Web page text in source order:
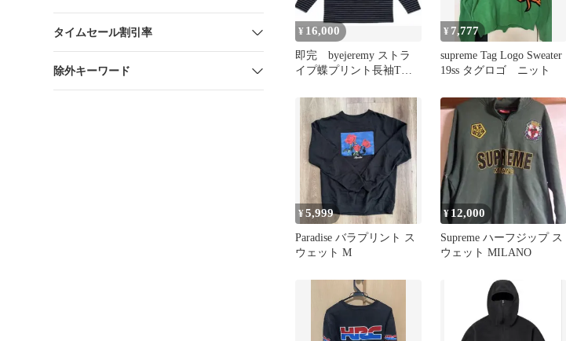
タイムセール割引率
除外キーワード
¥ 16,000
即完 byejeremy ストラ
イプ蝶プリント長袖Tシ
¥ 7,777
supreme Tag Logo Sweater
19ss タグロゴ ニット
¥5,999
Paradise バラプリント ス
ウェット M
¥ 12,000
Supreme ハーフジップ ス
ウェット MILANO